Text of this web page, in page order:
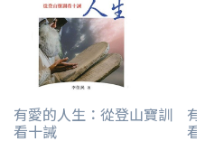
有愛的人生：從登山寶訓
看十誡
有
看